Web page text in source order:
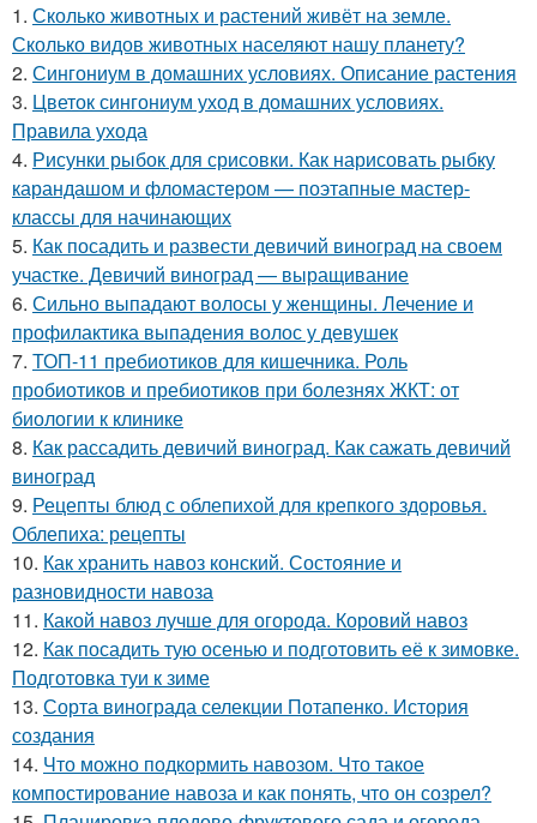
1. Сколько животных и растений живёт на земле.
Сколько видов животных населяют нашу планету?
2. Сингониум в домашних условиях. Описание растения
3. Цветок сингониум уход в домашних условиях.
Правила ухода
4. Рисунки рыбок для срисовки. Как нарисовать рыбку
карандашом и фломастером — поэтапные мастер-
классы для начинающих
5. Как посадить и развести девичий виноград на своем
участке. Девичий виноград — выращивание
6. Сильно выпадают волосы у женщины. Лечение и
профилактика выпадения волос у девушек
7. ТОП-11 пребиотиков для кишечника. Роль
пробиотиков и пребиотиков при болезнях ЖКТ: от
биологии к клинике
8. Как рассадить девичий виноград. Как сажать девичий
виноград
9. Рецепты блюд с облепихой для крепкого здоровья.
Облепиха: рецепты
10. Как хранить навоз конский. Состояние и
разновидности навоза
11. Какой навоз лучше для огорода. Коровий навоз
12. Как посадить тую осенью и подготовить её к зимовке.
Подготовка туи к зиме
13. Сорта винограда селекции Потапенко. История
создания
14. Что можно подкормить навозом. Что такое
компостирование навоза и как понять, что он созрел?